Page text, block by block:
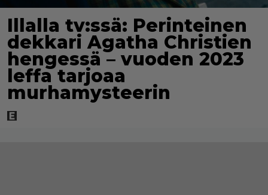
Illalla tv:ssä: Perinteinen
dekkari Agatha Christien
hengessä – vuoden 2023
leffa tarjoaa
murhamysteerin